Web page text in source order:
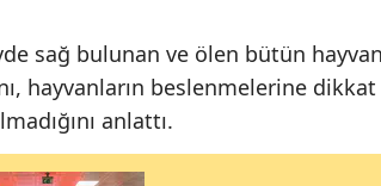
sağ bulunan ve ölen bütün
hayvanların beslenmelerine
anlattı.